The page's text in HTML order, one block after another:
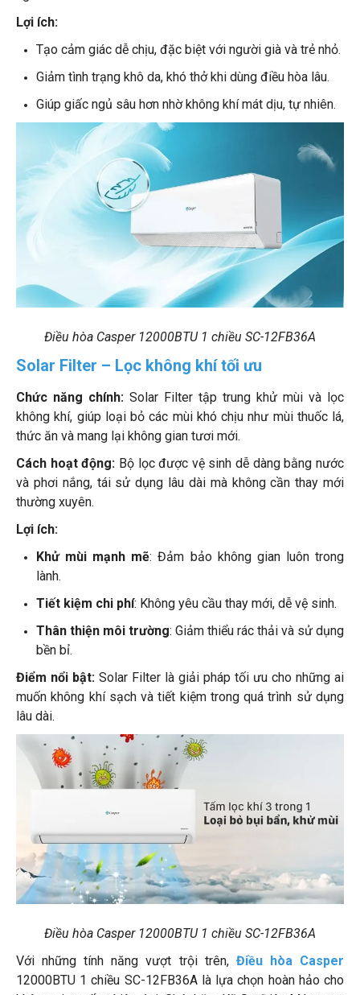
Lợi ích:
Tạo cảm giác dễ chịu, đặc biệt với người già và trẻ nhỏ.
Giảm tình trạng khô da, khó thở khi dùng điều hòa lâu.
Giúp giấc ngủ sâu hơn nhờ không khí mát dịu, tự nhiên.
Điều hòa Casper 12000BTU 1 chiều SC-12FB36A
Solar Filter – Lọc không khí tối ưu
Chức năng chính: Solar Filter tập trung khử mùi và lọc
không khí, giúp loại bỏ các mùi khó chịu như mùi thuốc lá,
thức ăn và mang lại không gian tươi mới.
Cách hoạt động: Bộ lọc được vệ sinh dễ dàng bằng nước
và phơi nắng, tái sử dụng lâu dài mà không cần thay mới
thường xuyên.
Lợi ích:
Khử mùi mạnh mẽ: Đảm bảo không gian luôn trong
lành.
Tiết kiệm chi phí: Không yêu cầu thay mới, dễ vệ sinh.
Thân thiện môi trường: Giảm thiểu rác thải và sử dụng
bền bỉ.
Điểm nổi bật: Solar Filter là giải pháp tối ưu cho những ai
muốn không khí sạch và tiết kiệm trong quá trình sử dụng
lâu dài.
Điều hòa Casper 12000BTU 1 chiều SC-12FB36A
Với những tính năng vượt trội trên, Điều hòa Casper
12000BTU 1 chiều SC-12FB36A là lựa chọn hoàn hảo cho